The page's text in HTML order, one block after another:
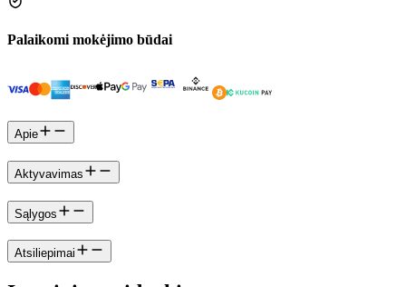
Palaikomi mokėjimo būdai
Apie
Aktyvavimas
Sąlygos
Atsiliepimai